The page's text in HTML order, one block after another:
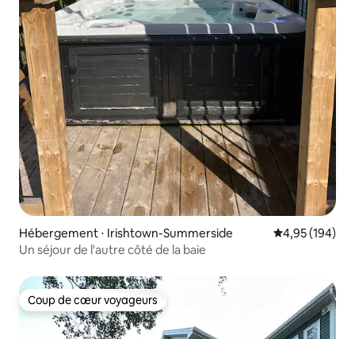
Hébergement ⋅ Irishtown-Summerside Évaluation
4,95 (194)
Un séjour de l'autre côté de la baie
Coup de cœur voyageurs
Coup de cœur voyageurs